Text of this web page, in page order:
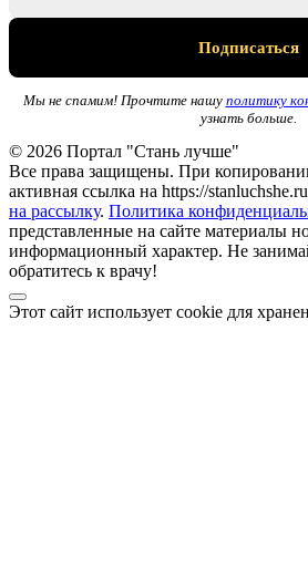
Мы не спамим! Прочтите нашу политику
узнать больше.
© 2026 Портал "Стань лучше"
Все права защищены. При
активная ссылка на https://
на рассылку. Политика
представленные на сайте материалы
информационный характер. Не
обратитесь к врачу!
Этот сайт использует cookie для